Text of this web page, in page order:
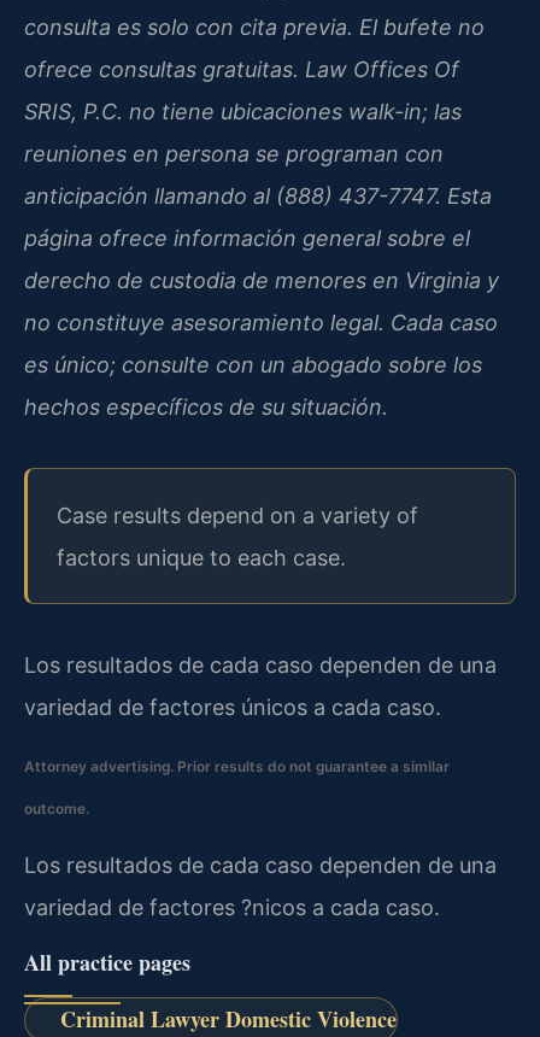
consulta es solo con cita previa. El bufete no
ofrece consultas gratuitas. Law Offices Of
SRIS, P.C. no tiene ubicaciones walk-in; las
reuniones en persona se programan con
anticipación llamando al (888) 437-7747. Esta
página ofrece información general sobre el
derecho de custodia de menores en Virginia y
no constituye asesoramiento legal. Cada caso
es único; consulte con un abogado sobre los
hechos específicos de su situación.
Case results depend on a variety of
factors unique to each case.
Los resultados de cada caso dependen de una
variedad de factores únicos a cada caso.
Attorney advertising. Prior results do not guarantee a similar
outcome.
Los resultados de cada caso dependen de una
variedad de factores ?nicos a cada caso.
All practice pages
Criminal Lawyer Domestic Violence